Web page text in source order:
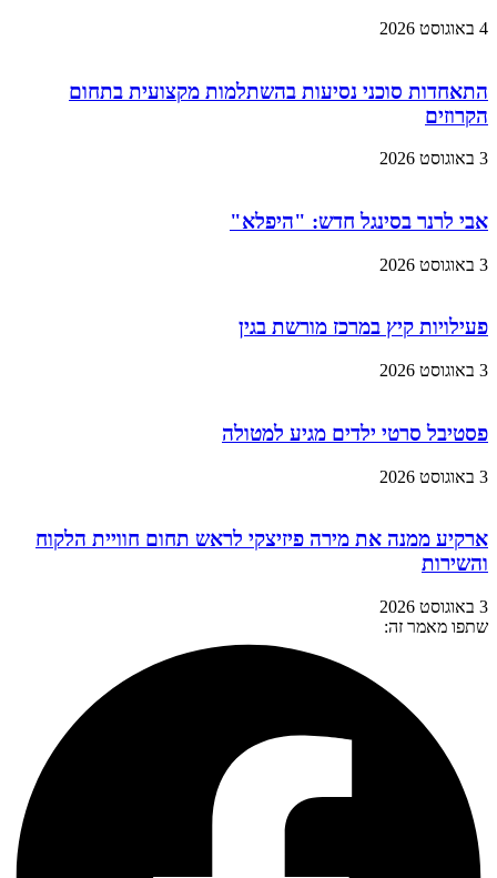
4 באוגוסט 2026
התאחדות סוכני נסיעות בהשתלמות מקצועית בתחום
הקרוזים
3 באוגוסט 2026
אבי לרנר בסינגל חדש: "היפלא"
3 באוגוסט 2026
פעילויות קיץ במרכז מורשת בגין
3 באוגוסט 2026
פסטיבל סרטי ילדים מגיע למטולה
3 באוגוסט 2026
ארקיע ממנה את מירה פיזיצקי לראש תחום חוויית הלקוח
והשירות
3 באוגוסט 2026
שתפו מאמר זה: